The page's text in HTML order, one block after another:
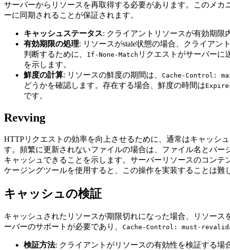
サーバーからリソースを再取得する必要があります。このメ
ーに同期されることが保証されます。
キャッシュステータス: クライアントリソースが有効期限
有効期限の処理: リソースがstale状態の場合、クライア
判断するために、
If-None-Match リクエストがサーバーに
を示します。
鮮度の計算: リソースの鮮度の期間は、 Cache-Control:
どうかを確認します。存在する場合、鮮度の時間は
です。
Revving
HTTPリクエストの効率を向上させるために、通常はキャッシ
す。頻繁に更新されないファイルの場合は、ファイル名とバ
キャッシュできることを示します。サーバーリソースのコン
ケージングツールを使用すると、この操作を実装することは難
キャッシュの検証
キャッシュされたリソースが期限切れになった場合、リソー
ーバーのサポートが必要であり、 Cache-Control: must-
検証方法: クライアントがリソースの有効性を検証する